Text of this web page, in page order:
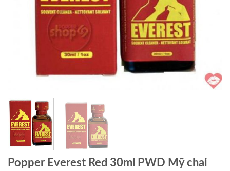
Popper Everest Red 30ml PWD Mỹ chai